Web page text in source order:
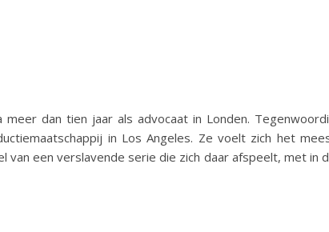
dan tien jaar als advocaat in Londen.
in Los Angeles. Ze voelt zich het
van een verslavende serie die zich daar afspeelt, met in